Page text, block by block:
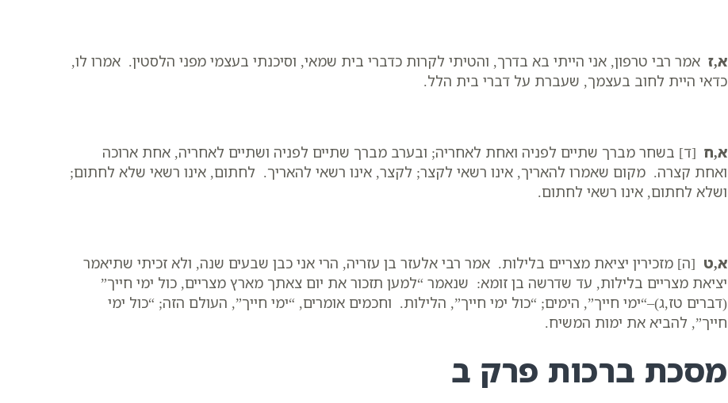
א,ז אמר רבי טרפון, אני הייתי בא בדרך, והטיתי לקרות כדברי בית שמאי, וסיכנתי בעצמי מפני הלסטין. אמרו לו,
כדאי היית לחוב בעצמך, שעברת על דברי בית הלל.
א,ח [ד] בשחר מברך שתיים לפניה ואחת לאחריה; ובערב מברך שתיים לפניה ושתיים לאחריה, אחת ארוכה
ואחת קצרה. מקום שאמרו להאריך, אינו רשאי לקצר; לקצר, אינו רשאי להאריך. לחתום, אינו רשאי שלא לחתום;
ושלא לחתום, אינו רשאי לחתום.
א,ט [ה] מזכירין יציאת מצריים בלילות. אמר רבי אלעזר בן עזריה, הרי אני כבן שבעים שנה, ולא זכיתי שתיאמר
יציאת מצריים בלילות, עד שדרשה בן זומא: שנאמר “למען תזכור את יום צאתך מארץ מצריים, כול ימי חייך”
(דברים טז,ג)–“ימי חייך”, הימים; “כול ימי חייך”, הלילות. וחכמים אומרים, “ימי חייך”, העולם הזה; “כול ימי
חייך”, להביא את ימות המשיח.
מסכת ברכות פרק ב